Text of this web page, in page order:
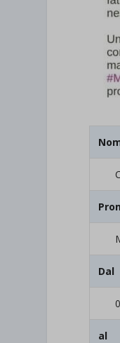
Dal
al